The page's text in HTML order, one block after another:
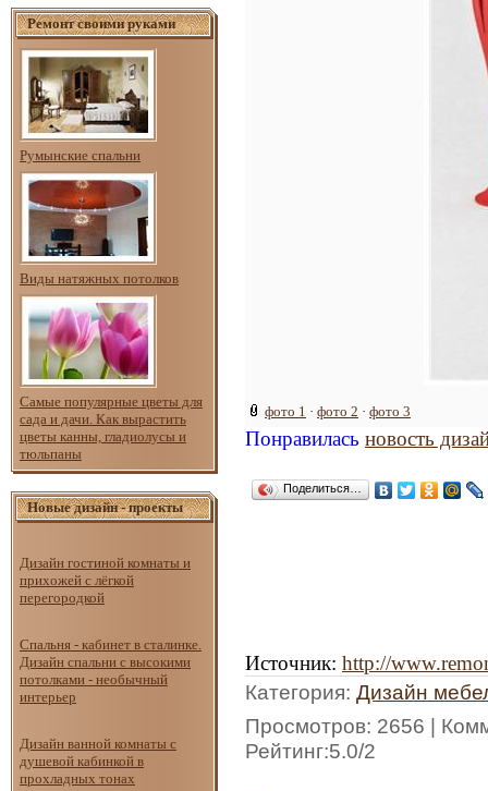
Ремонт своими руками
Румынские спальни
Виды натяжных потолков
Самые популярные цветы для
сада и дачи. Как вырастить
цветы канны, гладиолусы и
тюльпаны
Новые дизайн - проекты
Дизайн гостиной комнаты и
прихожей с лёгкой
перегородкой
Спальня - кабинет в сталинке.
Дизайн спальни с высокими
потолками - необычный
интерьер
Дизайн ванной комнаты с
душевой кабинкой в
прохладных тонах
фото 1 · фото 2 · фото 3
Понравилась новость
Поделиться…
Источник: http://
Категория: Дизайн
Просмотров: 2656 |
Рейтинг:5.0/2